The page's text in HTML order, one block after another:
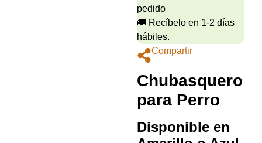
pedido
🚚 Recíbelo en 1-2 días
hábiles.
Compartir
Chubasquero
para Perro
Disponible en